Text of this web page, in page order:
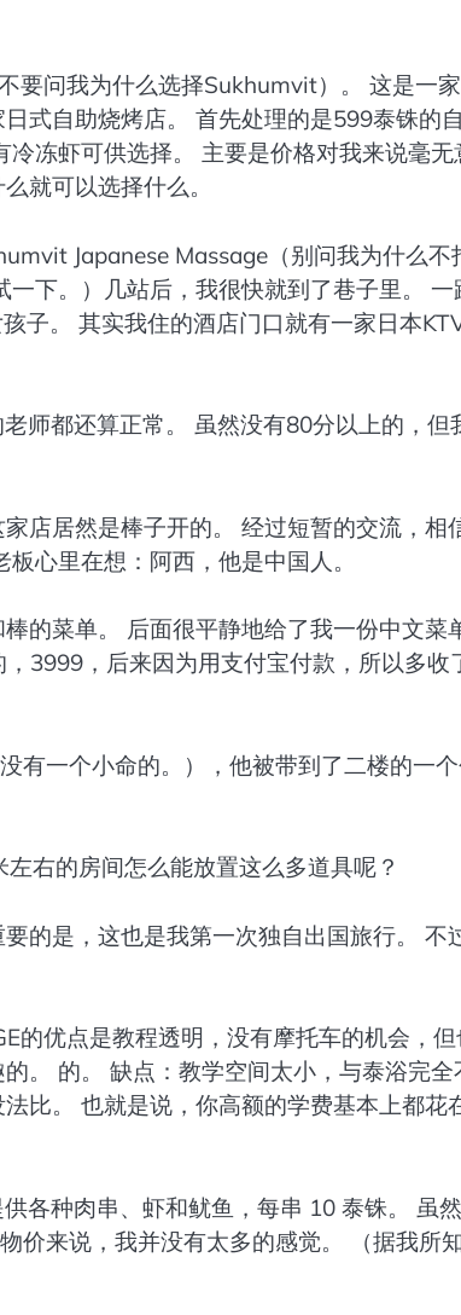
要问我为什么选择Sukhumvit）。 这是一
式自助烧烤店。 首先处理的是599泰铢的
冻虾可供选择。 主要是价格对我来说毫无
就可以选择什么。
Japanese Massage（别问我为什么不
下。）几站后，我很快就到了巷子里。 一
子。 其实我住的酒店门口就有一家日本
师都还算正常。 虽然没有80分以上的，但
店居然是棒子开的。 经过短暂的交流，相
心里在想：阿西，他是中国人。
的菜单。 后面很平静地给了我一份中文菜
3999，后来因为用支付宝付款，所以多收
有一个小命的。），他被带到了二楼的一
右的房间怎么能放置这么多道具呢？
的是，这也是我第一次独自出国旅行。 不
的优点是教程透明，没有摩托车的机会，
。 的。 缺点：教学空间太小，与泰浴完全
比。 也就是说，你高额的学费基本上都花
各种肉串、虾和鱿鱼，每串 10 泰铢。 虽
价来说，我并没有太多的感觉。 （据我所知